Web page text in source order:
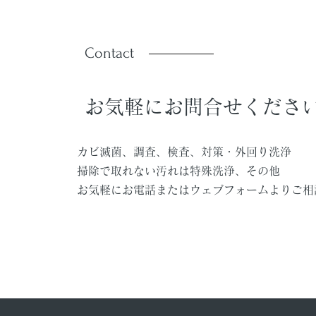
Contact
お気軽にお問合せくださ
カビ滅菌、調査、検査、対策・外回り洗浄
掃除で取れない汚れは特殊洗浄、
その他
お気軽にお電話またはウェブフォームよりご相